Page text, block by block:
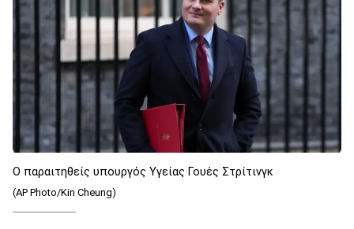
Ο παραιτηθείς υπουργός Υγείας Γουές Στρίτινγκ
(AP Photo/Kin Cheung)